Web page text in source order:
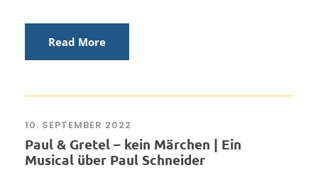
Read More
10. SEPTEMBER 2022
Paul & Gretel – kein Märchen | Ein
Musical über Paul Schneider